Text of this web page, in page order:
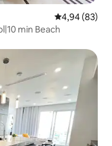
Átlagos
4,94 (83)
min Beach